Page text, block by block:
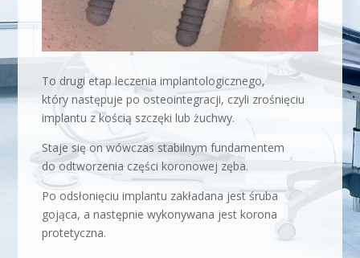
To drugi etap leczenia implantologicznego,
który następuje po osteointegracji, czyli zrośnięciu
implantu z kością szczęki lub żuchwy.
Staje się on wówczas stabilnym fundamentem
do odtworzenia części koronowej zęba.
Po odsłonięciu implantu zakładana jest śruba
gojąca, a następnie wykonywana jest korona
protetyczna.